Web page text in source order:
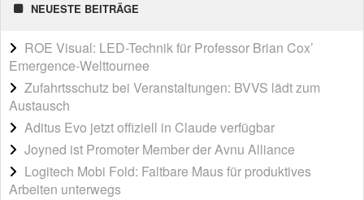
NEUESTE BEITRÄGE
ROE Visual: LED-Technik für Professor Brian Cox’
Emergence-Welttournee
Zufahrtsschutz bei Veranstaltungen: BVVS lädt zum
Austausch
Aditus Evo jetzt offiziell in Claude verfügbar
Joyned ist Promoter Member der Avnu Alliance
Logitech Mobi Fold: Faltbare Maus für produktives
Arbeiten unterwegs